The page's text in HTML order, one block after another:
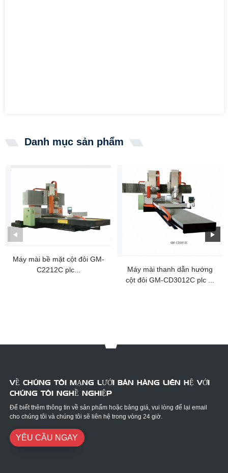
Danh mục sản phẩm
Máy mài bề mặt cột đôi GM-
C2212C plc...
Máy mài thanh dẫn hướng
cột đôi GM-CD3012C plc ...
VỀ CHÚNG TÔI MẠNG LƯỚI BÁN HÀNG LIÊN HỆ VỚI
CHÚNG TÔI NGHỀ NGHIỆP
Để biết thêm thông tin về sản phẩm hoặc bảng giá, vui lòng để lại email
cho chúng tôi và chúng tôi sẽ liên hệ trong vòng 24 giờ.
YÊU CẦU NGAY